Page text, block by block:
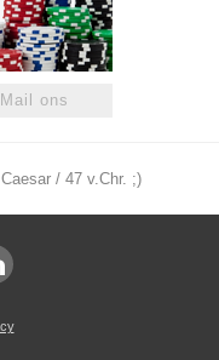
ons
/ 47 v.Chr. ;)